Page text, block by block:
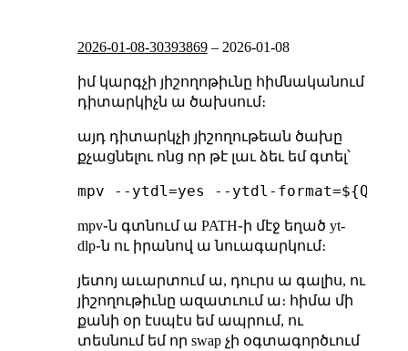
2026-01-08-30393869– 2026-01-08
իմ կարգչի յիշողոթիւնը հիմնականում
դիտարկիչն ա ծախսում։
այդ դիտարկչի յիշողութեան ծախը
քչացնելու ոնց որ թէ լաւ ձեւ եմ գտել՝
mpv֊ն գտնում ա PATH֊ի մէջ եղած yt-
dlp֊ն ու իրանով ա նուագարկում։
յետոյ աւարտում ա, դուրս ա գալիս, ու
յիշողութիւնը ազատւում ա։ հիմա մի
քանի օր էսպէս եմ ապրում, ու
տեսնում եմ որ swap չի օգտագործւում